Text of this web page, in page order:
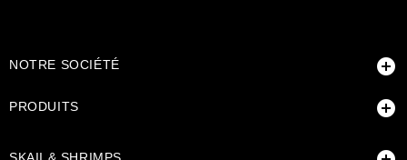
NOTRE SOCIÉTÉ 
PRODUITS 
SKAII & SHRIMPS